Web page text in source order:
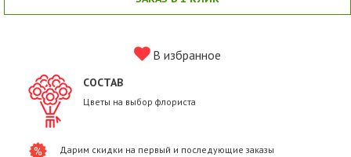
В избранное
СОСТАВ
Цветы на выбор флориста
Дарим скидки на первый и последующие заказы